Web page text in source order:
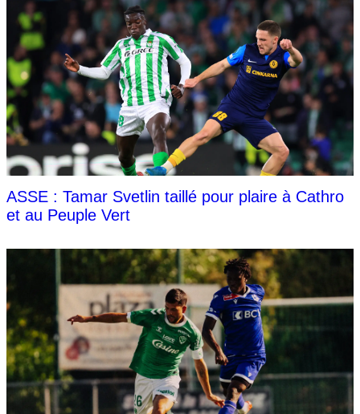
ASSE : Tamar Svetlin taillé pour plaire à Cathro
et au Peuple Vert